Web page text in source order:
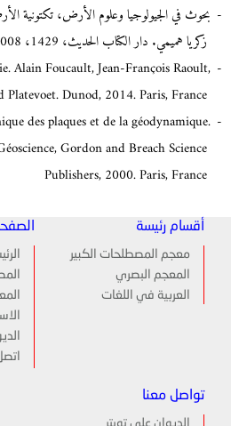
بحوث في الجيولوجيا وعلوم الأرض، تكتونية
زكريا هميمي. دار الكتاب الحديث، 1429، 2008م. القاهرة، مصر.
Alain Foucault, Jean-François Raoult,
Dunod, 2014. Paris, France
des plaques et de la géodynamique.
Gordon and Breach Science
Publishers, 2000. Paris, France
أقسام رئيسة
معجم المصطلحات الكبير
المعجم البصري
العربية في اللغات
تواصل معنا
الديوان على تويتر